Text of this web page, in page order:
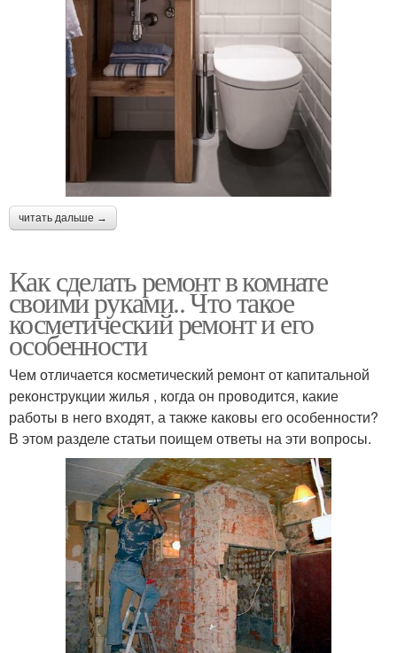
читать дальше →
Как сделать ремонт в комнате
своими руками.. Что такое
косметический ремонт и его
особенности
Чем отличается косметический ремонт от капитальной
реконструкции жилья , когда он проводится, какие
работы в него входят, а также каковы его особенности?
В этом разделе статьи поищем ответы на эти вопросы.